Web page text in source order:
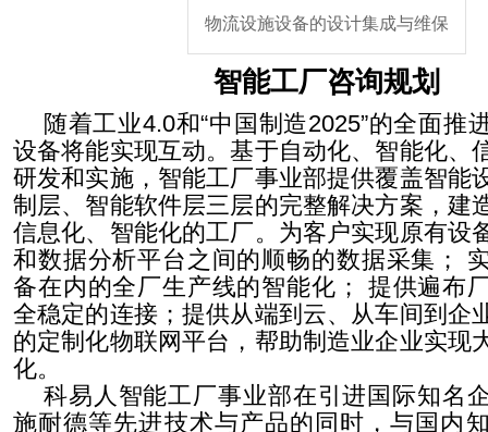
物流设施设备的设计集成与维保
智能工厂咨询规划
随着工业4.0和“中国制造2025”的全面推
设备将能实现互动。基于自动化、智能化、
研发和实施，智能工厂事业部提供覆盖智能
制层、智能软件层三层的完整解决方案，建
信息化、智能化的工厂。为客户实现原有设
和数据分析平台之间的顺畅的数据采集；
备在内的全厂生产线的智能化； 提供遍布
全稳定的连接；提供从端到云、从车间到企
的定制化物联网平台，帮助制造业企业实现
化。
科易人智能工厂事业部在引进国际知名
施耐德等先进技术与产品的同时，与国内